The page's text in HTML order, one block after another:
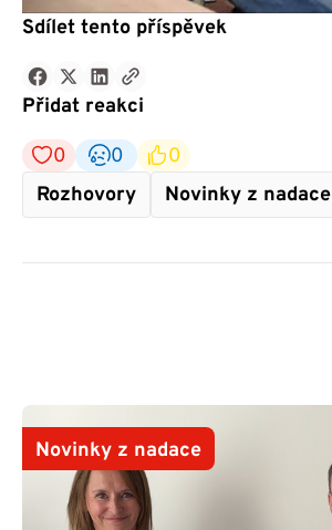
Sdílet tento příspěvek
Přidat reakci
0
0
0
Rozhovory
Novinky z nadace
Novinky z nadace